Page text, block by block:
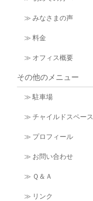
≫ みなさまの声
≫ 料金
≫ オフィス概要
その他のメニュー
≫ 駐車場
≫ チャイルドスペース
≫ プロフィール
≫ お問い合わせ
≫ Ｑ＆Ａ
≫ リンク